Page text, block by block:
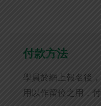
付款方法
學員於網上報名後
用以作留位之用，